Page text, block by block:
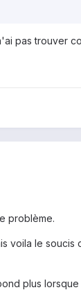
pas trouver
problème.
voila le
plus